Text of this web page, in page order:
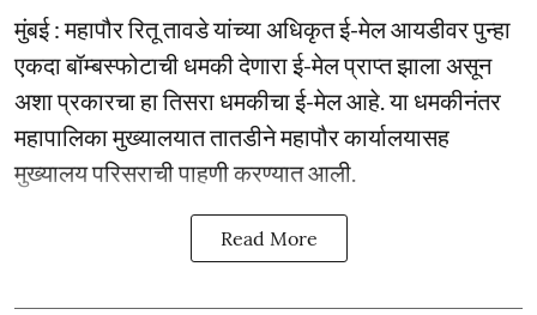
मुंबई : महापौर रितू तावडे यांच्या अधिकृत ई-मेल आयडीवर पुन्हा
एकदा बॉम्बस्फोटाची धमकी देणारा ई-मेल प्राप्त झाला असून
अशा प्रकारचा हा तिसरा धमकीचा ई-मेल आहे. या धमकीनंतर
महापालिका मुख्यालयात तातडीने महापौर कार्यालयासह
मुख्यालय परिसराची पाहणी करण्यात आली.
Read More